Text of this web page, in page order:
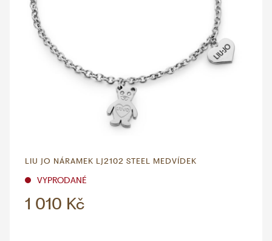
LIU JO NÁRAMEK LJ2102 STEEL MEDVÍDEK
VYPRODANÉ
1 010 Kč